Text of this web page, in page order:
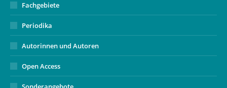
Fachgebiete
Periodika
Autorinnen und Autoren
Open Access